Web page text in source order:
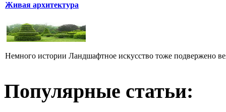
Живая архитектура
Немного истории Ландшафтное искусство тоже подвержено
Популярные статьи: